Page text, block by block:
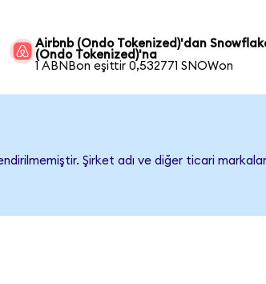
Airbnb (Ondo Tokenized)'dan
(Ondo Tokenized)'na
1 ABNBon eşittir 0,532771 SNOWon
Şirket adı ve diğer ticari markalar